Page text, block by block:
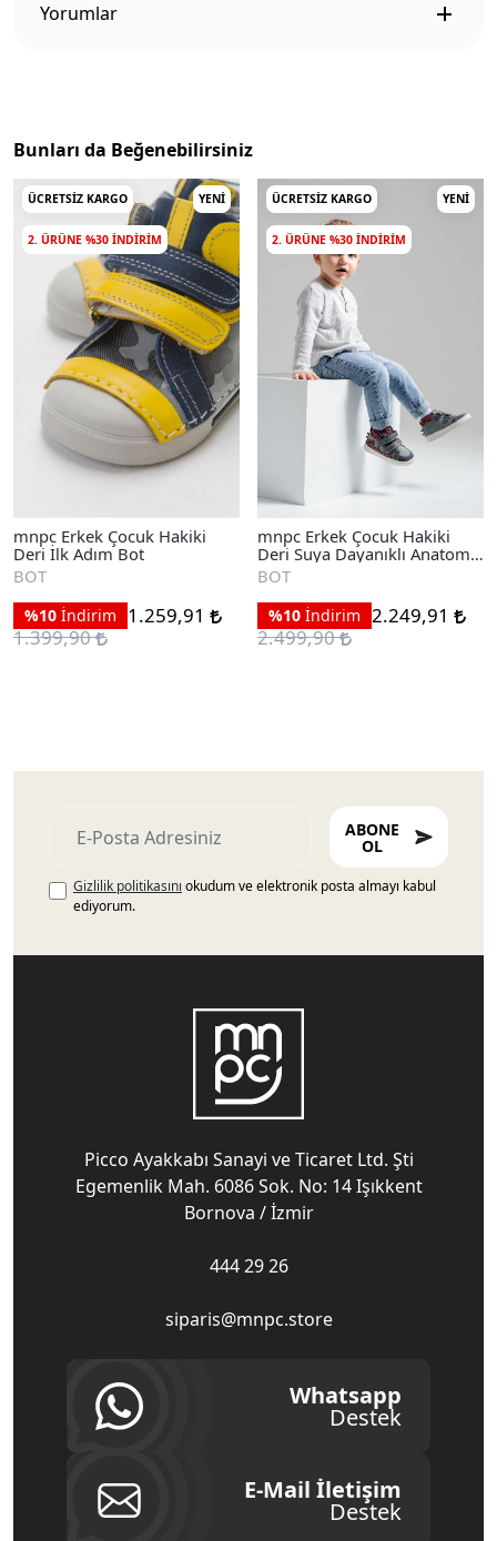
Yorumlar
Bunları da Beğenebilirsiniz
ÜCRETSIZ KARGO YENI
2. ÜRÜNE %30 INDIRIM
mnpc Erkek Çocuk Hakiki
Deri İlk Adım Bot
BOT
%10 İndirim
1.259,91
1.399,90
ÜCRETSIZ KARGO YENI
2. ÜRÜNE %30 INDIRIM
mnpc Erkek Çocuk Hakiki
Deri Suya Dayanıklı Anatomik
İlk Adım Bot
BOT
%10 İndirim 2.249,91
2.499,90
ABONE
OL
Gizlilik politikasını okudum ve elektronik posta almayı kabul
ediyorum.
Picco Ayakkabı Sanayi ve Ticaret Ltd. Şti
Egemenlik Mah. 6086 Sok. No: 14 Işıkkent
Bornova / İzmir
444 29 26
siparis@mnpc.store
Whatsapp
Destek
E-Mail İletişim
Destek